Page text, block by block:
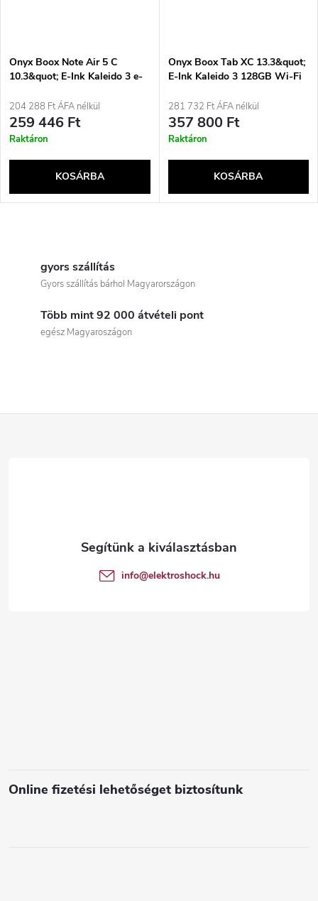
Onyx Boox Note Air 5 C
10.3&quot; E-Ink Kaleido 3 e-
szürke
204 288 Ft ÁFA nélkül
259 446 Ft
Raktáron
KOSÁRBA
Onyx Boox Tab XC 13.3&quot;
E-Ink Kaleido 3 128GB Wi-Fi
281 732 Ft ÁFA nélkül
357 800 Ft
Raktáron
KOSÁRBA
r
i
gyors szállítás
Gyors szállítás bárhol Magyarországon
Több mint 92 000 átvételi pont
egész Magyaroszágon
Online fizetési lehetőséget biztosítunk
info@elektroshock.hu